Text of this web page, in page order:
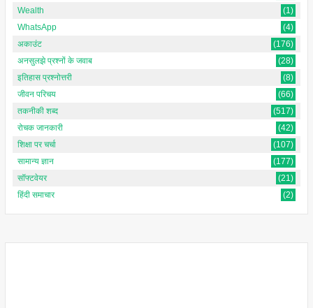
Wealth
(1)
WhatsApp
(4)
अकाउंट
(176)
अनसुलझे प्रश्नों के जवाब
(28)
इतिहास प्रश्नोत्तरी
(8)
जीवन परिचय
(66)
तकनीकी शब्द
(517)
रोचक जानकारी
(42)
शिक्षा पर चर्चा
(107)
सामान्य ज्ञान
(177)
सॉफ्टवेयर
(21)
हिंदी समाचार
(2)